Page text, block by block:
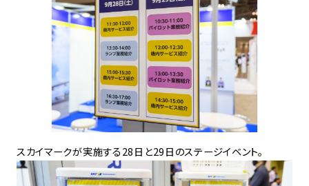
スカイマークが実施する28日と29日のステージイベント。